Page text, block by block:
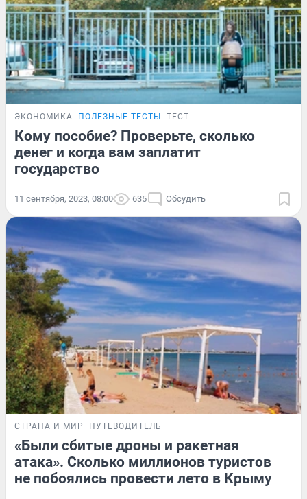
ЭКОНОМИКА ПОЛЕЗНЫЕ ТЕСТЫ ТЕСТ
Кому пособие? Проверьте, сколько
денег и когда вам заплатит
государство
11 сентября, 2023, 08:00 635 Обсудить
СТРАНА И МИР ПУТЕВОДИТЕЛЬ
«Были сбитые дроны и ракетная
атака». Сколько миллионов туристов
не побоялись провести лето в Крыму